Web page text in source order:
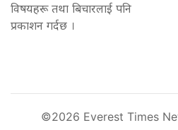
विषयहरू तथा बिचारलाई पनि
प्रकाशन गर्दछ ।
©2026 Everest Times